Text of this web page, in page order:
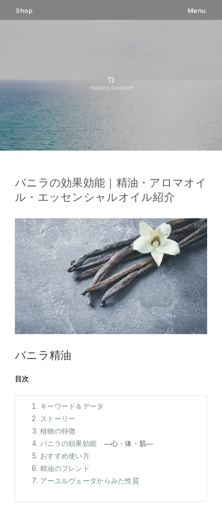
Shop Menu
ン
ス
キ
ッ
プ
バニラの効果効能｜精油・アロマオイ
ル・エッセンシャルオイル紹介
バニラ精油
目次
キーワード＆データ
ストーリー
植物の特徴
バニラの効果効能 ―心・体・肌―
おすすめ使い方
精油のブレンド
アーユルヴェーダからみた性質